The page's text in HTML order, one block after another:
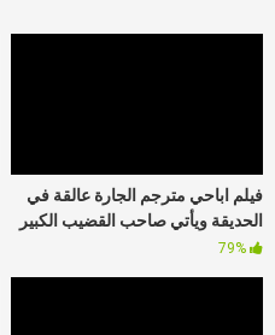
فيلم اباحي مترجم الجارة عالقة في
الحديقة ويأتي صاحب القضيب الكبير
لمساعدتها